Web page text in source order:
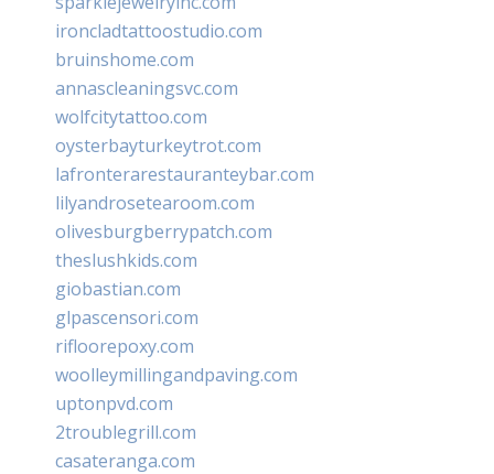
ironcladtattoostudio.com
bruinshome.com
annascleaningsvc.com
wolfcitytattoo.com
oysterbayturkeytrot.com
lafronterarestauranteybar.com
lilyandrosetearoom.com
olivesburgberrypatch.com
theslushkids.com
giobastian.com
glpascensori.com
rifloorepoxy.com
woolleymillingandpaving.com
uptonpvd.com
2troublegrill.com
casateranga.com